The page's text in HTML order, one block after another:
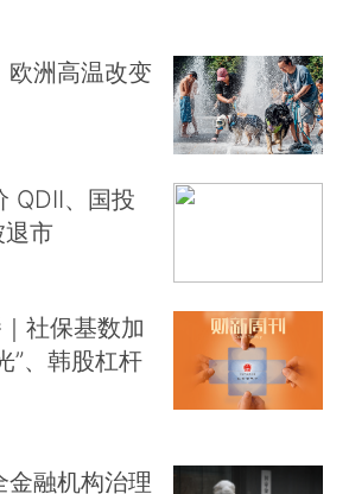
·穆勒（John Stuart Mill）到米
Friedman），除萨缪尔森之
济学是否是一门科学进行了思
Davidson，2012）。)
往更加严谨的数学基础，而且对
法：经济学致力于使用科学方法
及的体系非常复杂，经济学需要
的推理。萨缪尔森倡导的缜密模
计至关重要。
欧洲高温改变
QDII、国投
退市
社保基数加
”、韩股杠杆
金融机构治理